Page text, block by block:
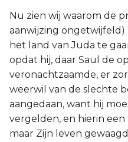
Nu zien wij waarom de
aanwijzing
het land van Juda te
opdat hij, daar Saul de
veronachtzaamde, er
weerwil van de slechte
aangedaan, want hij
vergelden, en hierin een
maar Zijn leven